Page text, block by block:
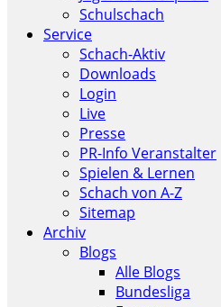
Schulschach
Service
Schach-Aktiv
Downloads
Login
Live
Presse
PR-Info Veranstalter
Spielen & Lernen
Schach von A-Z
Sitemap
Archiv
Blogs
Alle Blogs
Bundesliga